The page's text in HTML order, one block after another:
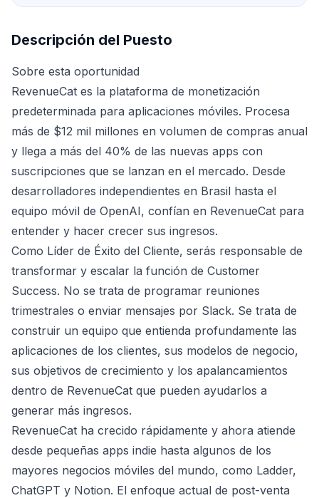
Descripción del Puesto
Sobre esta oportunidad
RevenueCat es la plataforma de monetización
predeterminada para aplicaciones móviles. Procesa
más de $12 mil millones en volumen de compras anual
y llega a más del 40% de las nuevas apps con
suscripciones que se lanzan en el mercado. Desde
desarrolladores independientes en Brasil hasta el
equipo móvil de OpenAI, confían en RevenueCat para
entender y hacer crecer sus ingresos.
Como Líder de Éxito del Cliente, serás responsable de
transformar y escalar la función de Customer
Success. No se trata de programar reuniones
trimestrales o enviar mensajes por Slack. Se trata de
construir un equipo que entienda profundamente las
aplicaciones de los clientes, sus modelos de negocio,
sus objetivos de crecimiento y los apalancamientos
dentro de RevenueCat que pueden ayudarlos a
generar más ingresos.
RevenueCat ha crecido rápidamente y ahora atiende
desde pequeñas apps indie hasta algunos de los
mayores negocios móviles del mundo, como Ladder,
ChatGPT y Notion. El enfoque actual de post-venta